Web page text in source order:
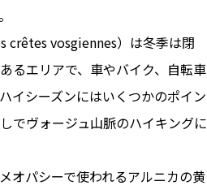
crêtes vosgiennes）は冬季は閉
るエリアで、車やバイク、自転車
イシーズンにはいくつかのポイン
でヴォージュ山脈のハイキングに
オパシーで使われるアルニカの黄